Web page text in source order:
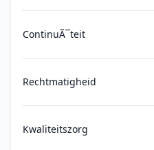
ContinuÃ¯teit
Rechtmatigheid
Kwaliteitszorg